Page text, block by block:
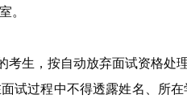
。
考生 ， 按自动放弃面试资格处理
试过程中不得透露姓名、所